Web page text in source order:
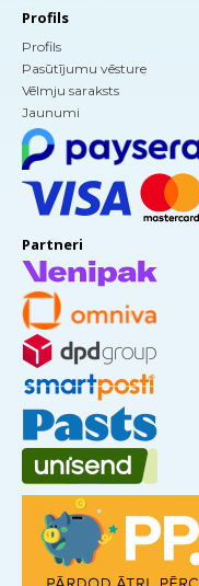
Profils
Profils
Pasūtījumu vēsture
Vēlmju saraksts
Jaunumi
Partneri